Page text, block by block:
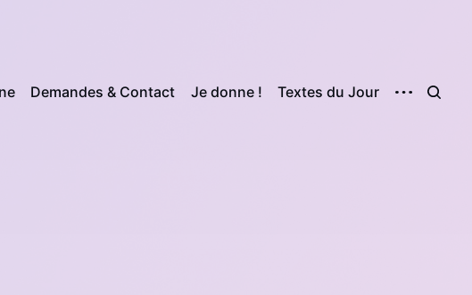
Demandes & Contact Je donne ! Textes du Jour